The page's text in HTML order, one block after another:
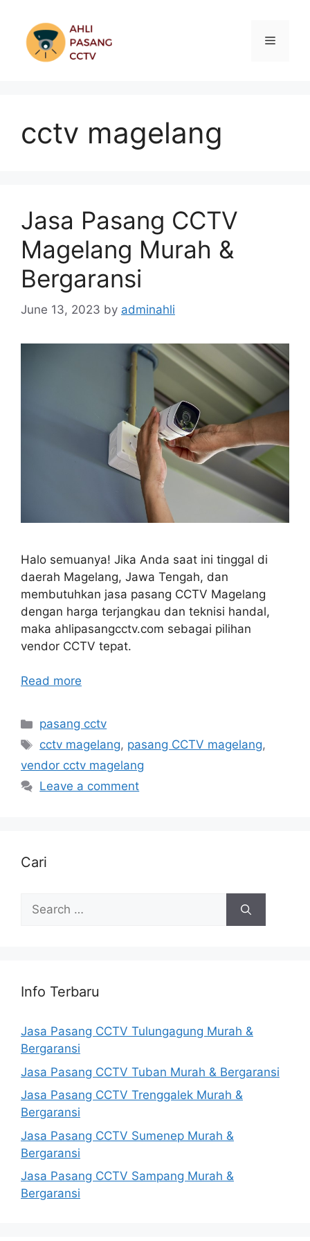
content
Menu
cctv magelang
Jasa Pasang CCTV
Magelang Murah &
Bergaransi
June 13, 2023 by adminahli
Halo semuanya! Jika Anda saat ini tinggal di
daerah Magelang, Jawa Tengah, dan
membutuhkan jasa pasang CCTV Magelang
dengan harga terjangkau dan teknisi handal,
maka ahlipasangcctv.com sebagai pilihan
vendor CCTV tepat.
Read more
Categories
pasang cctv
Tags
cctv magelang, pasang CCTV magelang,
vendor cctv magelang
Leave a comment
Cari
Search
for:
Info Terbaru
Jasa Pasang CCTV Tulungagung Murah &
Bergaransi
Jasa Pasang CCTV Tuban Murah & Bergaransi
Jasa Pasang CCTV Trenggalek Murah &
Bergaransi
Jasa Pasang CCTV Sumenep Murah &
Bergaransi
Jasa Pasang CCTV Sampang Murah &
Bergaransi